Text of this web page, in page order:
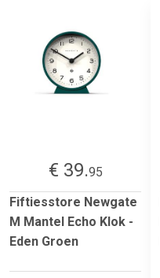
€ 39.95
Fiftiesstore Newgate
M Mantel Echo Klok -
Eden Groen